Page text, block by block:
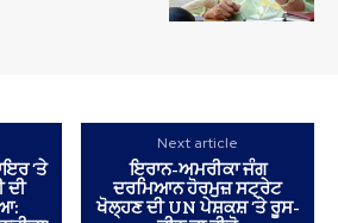
’ਤੇ
ਦੀ
Next article
ਇਰਾਨ-ਅਮਰੀਕਾ ਜੰਗ
ਦਰਮਿਆਨ ਹੋਰਮੁਜ਼ ਸਟ੍ਰੇਟ
ਖੋਲ੍ਹਣ ਦੀ UN ਪੇਸ਼ਕਸ਼ ‘ਤੇ ਰੂਸ-